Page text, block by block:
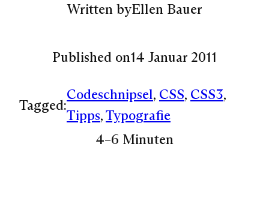
Written byEllen Bauer
Published on14 Januar 2011
Tagged:
Codeschnipsel, CSS, CSS3
Tipps, Typografie
4–6 Minuten